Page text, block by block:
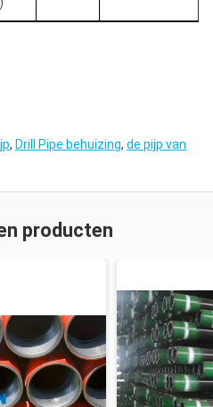
, Drill Pipe behuizing, de pijp van
producten